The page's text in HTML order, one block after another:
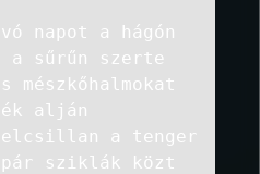
napot a hágón
a sűrűn szerte
alján
a tenger
sziklák közt